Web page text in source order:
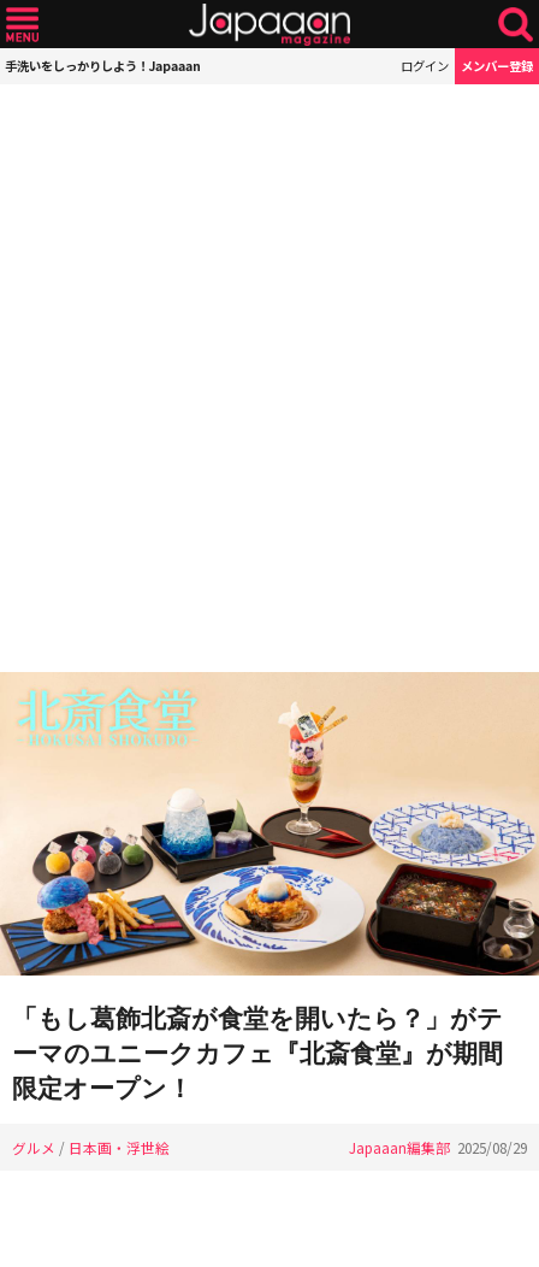
手洗いをしっかりしよう！Japaaan ログイン メンバー登録
「もし葛飾北斎が食堂を開いたら？」がテ
ーマのユニークカフェ『北斎食堂』が期間
限定オープン！
グルメ / 日本画・浮世絵 Japaaan編集部 2025/08/29